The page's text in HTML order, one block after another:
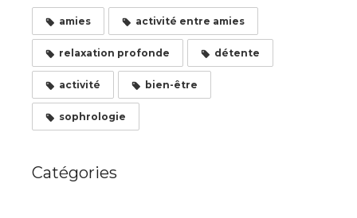
amies activité entre amies
relaxation profonde détente
activité bien-être
sophrologie
Catégories